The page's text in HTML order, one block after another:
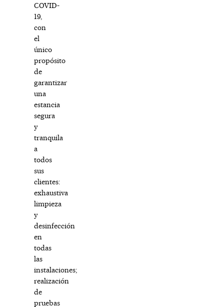
COVID-
19,
con
el
único
propósito
de
garantizar
una
estancia
segura
y
tranquila
a
todos
sus
clientes:
exhaustiva
limpieza
y
desinfección
en
todas
las
instalaciones;
realización
de
pruebas